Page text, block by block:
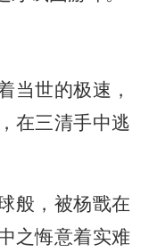
当世的极速，
在三清手中逃
般，被杨戬在
之悔意着实难